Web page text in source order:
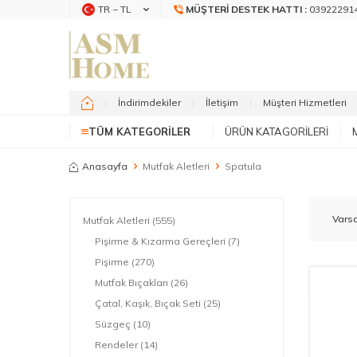
TR − TL MÜŞTERI DESTEK HATTI :
İndirimdekiler İletişim Müşteri Hizmetleri
TÜM KATEGORILER ÜRÜN KATAGORILERI
Anasayfa Mutfak Aletleri Spatula
Mutfak Aletleri (555)
Pişirme & Kızarma Gereçleri (7)
Pişirme (270)
Mutfak Bıçakları (26)
Çatal, Kaşık, Bıçak Seti (25)
Süzgeç (10)
Rendeler (14)